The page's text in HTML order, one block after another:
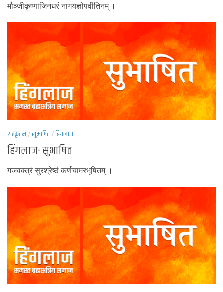
मौञ्जीकृष्णाजिनधरं नागयज्ञोपवीतिनम् ।
संस्कृतम्/सुभाषित/हिंगलाज
हिंगलाज- सुभाषित
गजवक्त्रं सुरश्रेष्ठं कर्णचामरभूषितम् ।